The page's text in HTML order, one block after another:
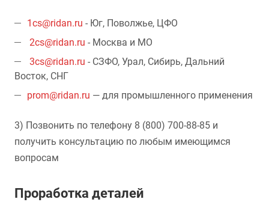
1cs@ridan.ru - Юг, Поволжье, ЦФО
2cs@ridan.ru - Москва и МО
3cs@ridan.ru - СЗФО, Урал, Сибирь, Дальний
Восток, СНГ
prom@ridan.ru — для промышленного применения
3) Позвонить по телефону 8 (800) 700-88-85 и
получить консультацию по любым имеющимся
вопросам
Проработка деталей